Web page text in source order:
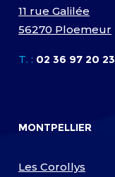
11 rue Galilée
56270 Ploemeur
T. : 02 36 97 20 23
MONTPELLIER
Les Corollys